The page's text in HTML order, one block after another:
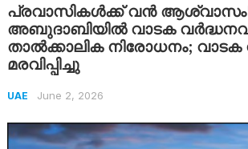
പ്രവാസികൾക്ക് വൻ
അബുദാബിയിൽ വാടക
താൽക്കാലിക നിരോധനം;
മരവിപ്പിച്ചു
UAE June 2, 2026